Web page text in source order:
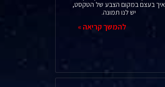
איך בעצם במקום הצבע של הטקסט,
יש לנו תמונה.
להמשך קריאה »